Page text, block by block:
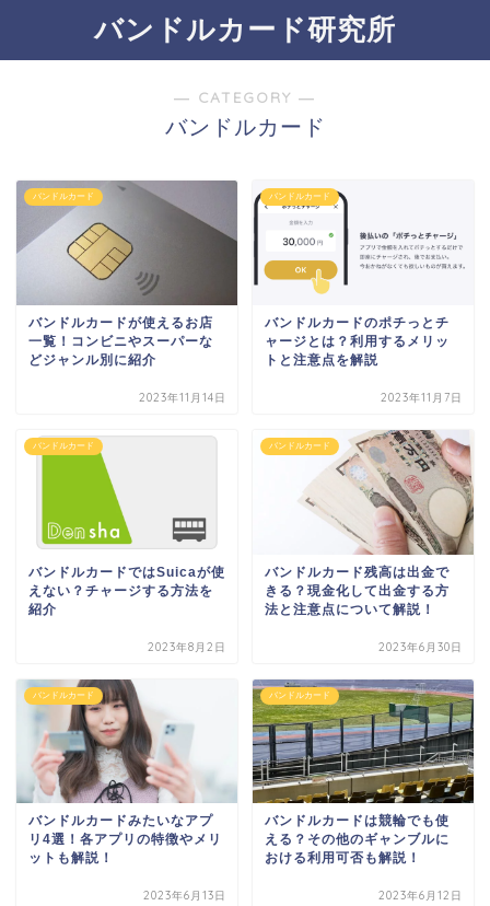
バンドルカード研究所
― CATEGORY ―
バンドルカード
バンドルカード
バンドルカードが使えるお店
一覧！コンビニやスーパーな
どジャンル別に紹介
2023年11月14日
バンドルカード
バンドルカードのポチっとチ
ャージとは？利用するメリッ
トと注意点を解説
2023年11月7日
バンドルカード
バンドルカードではSuicaが使
えない？チャージする方法を
紹介
2023年8月2日
バンドルカード
バンドルカード残高は出金で
きる？現金化して出金する方
法と注意点について解説！
2023年6月30日
バンドルカード
バンドルカードみたいなアプ
リ4選！各アプリの特徴やメリ
ットも解説！
2023年6月13日
バンドルカード
バンドルカードは競輪でも使
える？その他のギャンブルに
おける利用可否も解説！
2023年6月12日